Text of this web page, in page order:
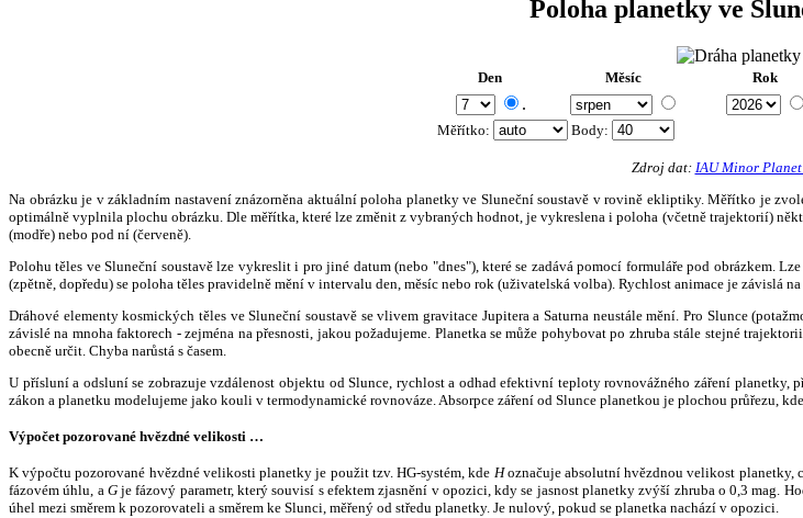
Poloha planetky ve
Den Měsíc Rok
.
Měřítko: Body:
Zdroj dat: IAU Minor
Na obrázku je v základním nastavení znázorněna aktuální poloha planetky ve Sluneční soustavě v rovině ekliptiky. Měřítko je
optimálně vyplnila plochu obrázku. Dle měřítka, které lze změnit z vybraných hodnot, je vykreslena i poloha (včetně trajektorií)
(modře) nebo pod ní (červeně).
Polohu těles ve Sluneční soustavě lze vykreslit i pro jiné datum (nebo "dnes"), které se zadává pomocí formuláře pod obrázkem.
(zpětně, dopředu) se poloha těles pravidelně mění v intervalu den, měsíc nebo rok (uživatelská volba). Rychlost animace je závislá
Dráhové elementy kosmických těles ve Sluneční soustavě se vlivem gravitace Jupitera a Saturna neustále mění. Pro Slunce
závislé na mnoha faktorech - zejména na přesnosti, jakou požadujeme. Planetka se může pohybovat po zhruba stále stejné
obecně určit. Chyba narůstá s časem.
U přísluní a odsluní se zobrazuje vzdálenost objektu od Slunce, rychlost a odhad efektivní teploty rovnovážného záření planetky,
zákon a planetku modelujeme jako kouli v termodynamické rovnováze. Absorpce záření od Slunce planetkou je plochou průřezu,
Výpočet pozorované hvězdné velikosti …
K výpočtu pozorované hvězdné velikosti planetky je použit tzv. HG-systém, kde Hoznačuje absolutní hvězdnou velikost planetky,
fázovém úhlu, a Gje fázový parametr, který souvisí s efektem zjasnění v opozici, kdy se jasnost planetky zvýší zhruba o 0,3 mag.
úhel mezi směrem k pozorovateli a směrem ke Slunci, měřený od středu planetky. Je nulový, pokud se planetka nachází v opozici.